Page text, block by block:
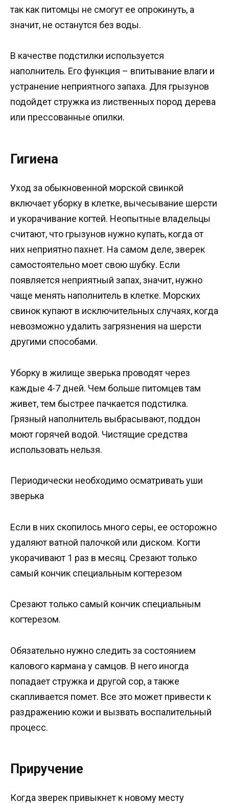
так как питомцы не смогут ее опрокинуть, а
значит, не останутся без воды.
В качестве подстилки используется
наполнитель. Его функция – впитывание влаги и
устранение неприятного запаха. Для грызунов
подойдет стружка из лиственных пород дерева
или прессованные опилки.
Гигиена
Уход за обыкновенной морской свинкой
включает уборку в клетке, вычесывание шерсти
и укорачивание когтей. Неопытные владельцы
считают, что грызунов нужно купать, когда от
них неприятно пахнет. На самом деле, зверек
самостоятельно моет свою шубку. Если
появляется неприятный запах, значит, нужно
чаще менять наполнитель в клетке. Морских
свинок купают в исключительных случаях, когда
невозможно удалить загрязнения на шерсти
другими способами.
Уборку в жилище зверька проводят через
каждые 4-7 дней. Чем больше питомцев там
живет, тем быстрее пачкается подстилка.
Грязный наполнитель выбрасывают, поддон
моют горячей водой. Чистящие средства
использовать нельзя.
Периодически необходимо осматривать уши
зверька
Если в них скопилось много серы, ее осторожно
удаляют ватной палочкой или диском. Когти
укорачивают 1 раз в месяц. Срезают только
самый кончик специальным когтерезом
Срезают только самый кончик специальным
когтерезом.
Обязательно нужно следить за состоянием
калового кармана у самцов. В него иногда
попадает стружка и другой сор, а также
скапливается помет. Все это может привести к
раздражению кожи и вызвать воспалительный
процесс.
Приручение
Когда зверек привыкнет к новому месту